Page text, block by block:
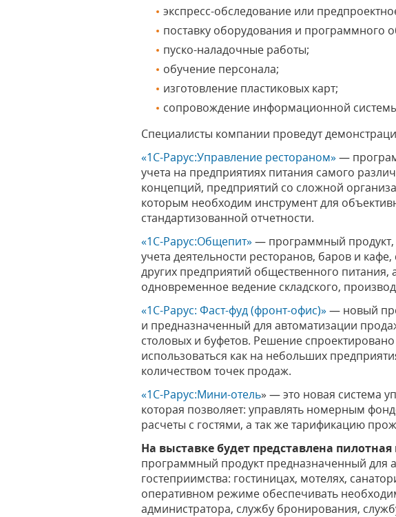
экспресс-обследование или
поставку оборудования и программного
пуско-наладочные работы;
обучение персонала;
изготовление пластиковых карт;
сопровождение информационной
Специалисты компании проведут
«1С-Рарус:Управление рестораном» —
учета на предприятиях питания самого
концепций, предприятий со сложной
которым необходим инструмент для
стандартизованной отчетности.
«1С-Рарус:Общепит» — программный продукт,
учета деятельности ресторанов, баров и
других предприятий общественного питания,
одновременное ведение складского,
«1С-Рарус: Фаст-фуд (фронт-офис)» — новый
и предназначенный для автоматизации
столовых и буфетов. Решение
использоваться как на небольших
количеством точек продаж.
«1С-Рарус:Мини-отель» — это новая система
которая позволяет: управлять номерным
расчеты с гостями, а так же тарификацию
На выставке будет представлена
программный продукт предназначенный для
гостеприимства: гостиницах, мотелях,
оперативном режиме обеспечивать
администратора, службу бронирования,